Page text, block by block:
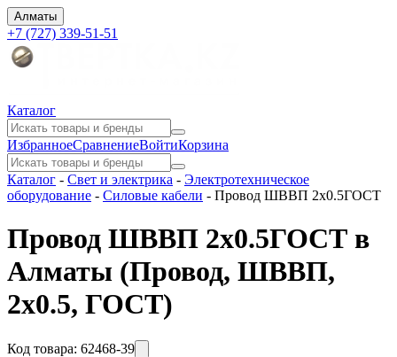
Алматы
+7 (727) 339-51-51
Каталог
ИзбранноеСравнениеВойтиКорзина
Каталог - Свет и электрика - Электротехническое
оборудование - Силовые кабели - Провод ШВВП 2х0.5ГОСТ
Провод ШВВП 2х0.5ГОСТ в
Алматы (Провод, ШВВП,
2х0.5, ГОСТ)
Код товара: 62468-39